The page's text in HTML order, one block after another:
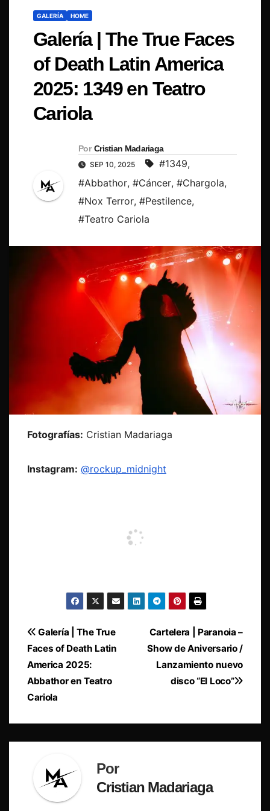
GALERÍA HOME
Galería | The True Faces
of Death Latin America
2025: 1349 en Teatro
Cariola
Por Cristian Madariaga
SEP 10, 2025 #1349,
#Abbathor, #Cáncer, #Chargola,
#Nox Terror, #Pestilence,
#Teatro Cariola
Fotografías: Cristian Madariaga
Instagram: @rockup_midnight
Navegación
de
entradas
Cartelera | Paranoia –
Show de Aniversario /
Lanzamiento nuevo
disco “El Loco”
Galería | The True
Faces of Death Latin
America 2025:
Abbathor en Teatro
Cariola
Por
Cristian Madariaga